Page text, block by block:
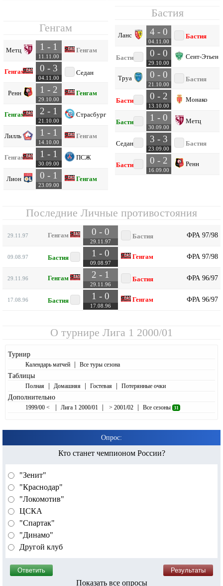
Генгам
Метц 1 - 1
11.11.00
Генгам
Генгам 0 - 3
04.11.00
Седан
Ренн 1 - 2
29.10.00
Генгам
Генгам 2 - 1
21.10.00
Страсбург
Лилль 1 - 1
14.10.00
Генгам
Генгам 1 - 1
30.09.00
ПСЖ
Лион 0 - 1
23.09.00
Генгам
Бастия
Ланс 4 - 0
04.11.00
Бастия
Бастия 0 - 0
29.10.00
Сент-Этьен
Труа 0 - 0
21.10.00
Бастия
Бастия 0 - 2
13.10.00
Монако
Бастия 1 - 0
30.09.00
Метц
Седан 3 - 3
23.09.00
Бастия
Бастия 0 - 2
16.09.00
Ренн
Последние Личные противостояния
29.11.97 Генгам 0 - 0
29.11.97
Бастия ФРА 97/98
09.08.97 Бастия 1 - 0
09.08.97
Генгам ФРА 97/98
29.11.96 Генгам 2 - 1
29.11.96
Бастия ФРА 96/97
17.08.96 Бастия 1 - 0
17.08.96
Генгам ФРА 96/97
О турнире Лига 1 2000/01
Турнир
Календарь матчей | Все туры сезона
Таблицы
Полная | Домашняя | Гостевая | Потерянные очки
Дополнительно
1999/00 < | Лига 1 2000/01 | > 2001/02 | Все сезоны 31
Опрос:
Кто станет чемпионом России?
"Зенит"
"Краснодар"
"Локомотив"
ЦСКА
"Спартак"
"Динамо"
Другой клуб
Показать все опросы